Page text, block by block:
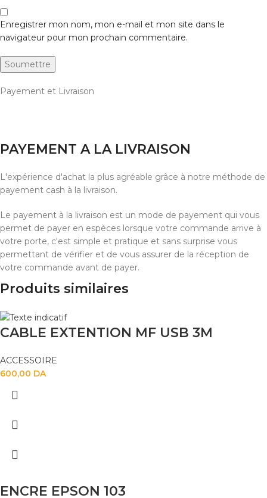
Enregistrer mon nom, mon e-mail et mon site dans le
navigateur pour mon prochain commentaire.
Payement et Livraison
PAYEMENT A LA LIVRAISON
L'expérience d'achat la plus agréable grâce à notre méthode de
payement cash à la livraison.
Le payement à la livraison est un mode de payement qui vous
permet de payer en espèces lorsque votre commande arrive à
votre porte, c'est simple et pratique et sans surprise vous
permettant de vérifier et de vous assurer de la réception de
votre commande avant de payer.
Produits similaires
CABLE EXTENTION MF USB 3M
ACCESSOIRE
600,00 DA
ENCRE EPSON 103